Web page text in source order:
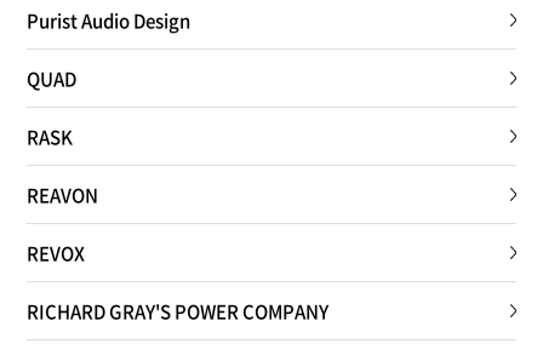
Purist Audio Design
QUAD
RASK
REAVON
REVOX
RICHARD GRAY'S POWER COMPANY